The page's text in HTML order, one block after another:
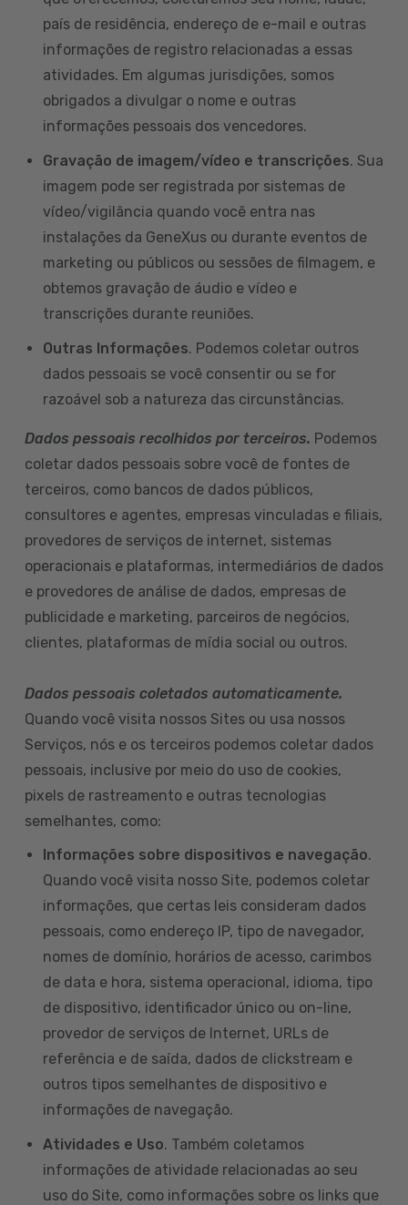
país de residência, endereço de e-mail e outras
informações de registro relacionadas a essas
atividades. Em algumas jurisdições, somos
obrigados a divulgar o nome e outras
informações pessoais dos vencedores.
Gravação de imagem/vídeo e transcrições. Sua
imagem pode ser registrada por sistemas de
vídeo/vigilância quando você entra nas
instalações da GeneXus ou durante eventos de
marketing ou públicos ou sessões de filmagem, e
obtemos gravação de áudio e vídeo e
transcrições durante reuniões.
Outras Informações. Podemos coletar outros
dados pessoais se você consentir ou se for
razoável sob a natureza das circunstâncias.
Dados pessoais recolhidos por terceiros. Podemos
coletar dados pessoais sobre você de fontes de
terceiros, como bancos de dados públicos,
consultores e agentes, empresas vinculadas e filiais,
provedores de serviços de internet, sistemas
operacionais e plataformas, intermediários de dados
e provedores de análise de dados, empresas de
publicidade e marketing, parceiros de negócios,
clientes, plataformas de mídia social ou outros.
Dados pessoais coletados automaticamente.
Quando você visita nossos Sites ou usa nossos
Serviços, nós e os terceiros podemos coletar dados
pessoais, inclusive por meio do uso de cookies,
pixels de rastreamento e outras tecnologias
semelhantes, como:
Informações sobre dispositivos e navegação.
Quando você visita nosso Site, podemos coletar
informações, que certas leis consideram dados
pessoais, como endereço IP, tipo de navegador,
nomes de domínio, horários de acesso, carimbos
de data e hora, sistema operacional, idioma, tipo
de dispositivo, identificador único ou on-line,
provedor de serviços de Internet, URLs de
referência e de saída, dados de clickstream e
outros tipos semelhantes de dispositivo e
informações de navegação.
Atividades e Uso. Também coletamos
informações de atividade relacionadas ao seu
uso do Site, como informações sobre os links que